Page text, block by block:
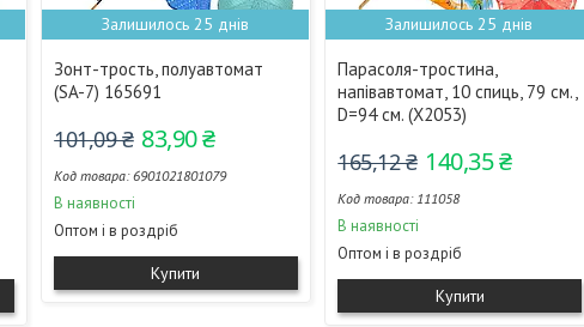
Залишилось 25 днів
Зонт-трость, полуавтомат
(SA-7) 165691
101,09 ₴ 83,90 ₴
6901021801079
В наявності
Оптом і в роздріб
Купити
Залишилось 25 днів
Парасоля-тростина,
напівавтомат, 10 спиць, 79 см.,
D=94 см. (X2053)
165,12 ₴ 140,35 ₴
111058
В наявності
Оптом і в роздріб
Купити